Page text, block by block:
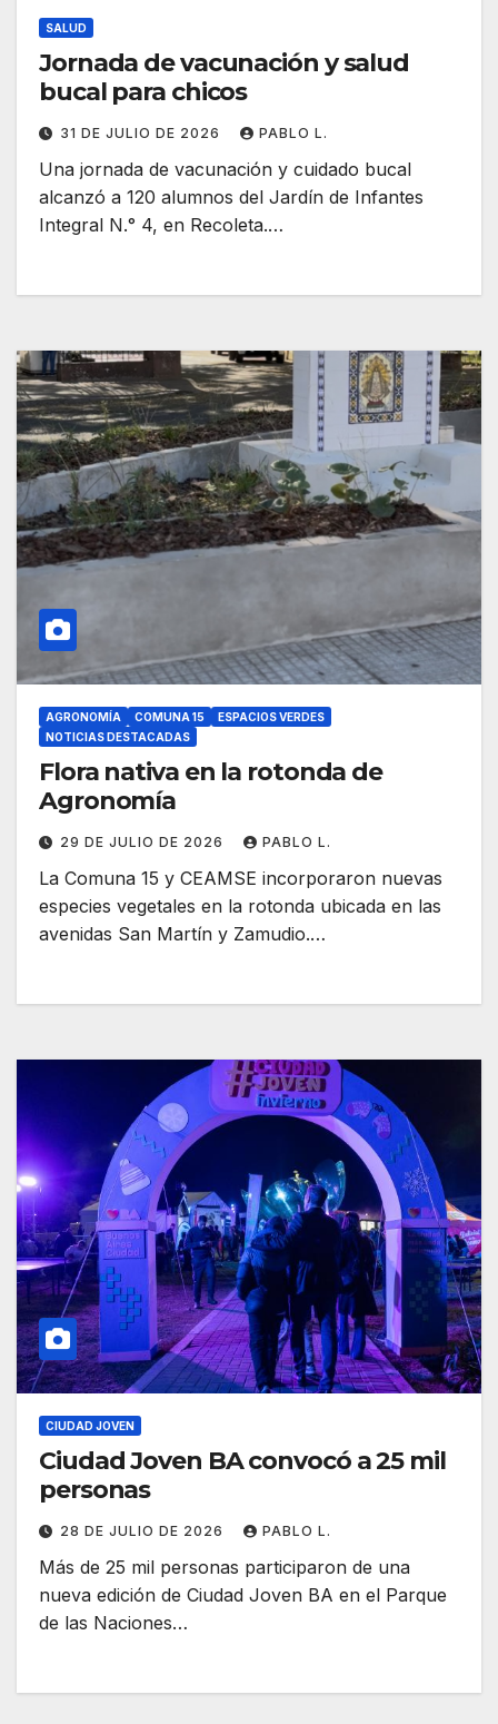
SALUD
Jornada de vacunación y salud
bucal para chicos
31 DE JULIO DE 2026 PABLO L.
Una jornada de vacunación y cuidado bucal
alcanzó a 120 alumnos del Jardín de Infantes
Integral N.° 4, en Recoleta.…
AGRONOMÍA COMUNA 15
ESPACIOS VERDES
NOTICIAS DESTACADAS
Flora nativa en la rotonda de
Agronomía
29 DE JULIO DE 2026 PABLO L.
La Comuna 15 y CEAMSE incorporaron nuevas
especies vegetales en la rotonda ubicada en las
avenidas San Martín y Zamudio.…
CIUDAD JOVEN
Ciudad Joven BA convocó a 25 mil
personas
28 DE JULIO DE 2026 PABLO L.
Más de 25 mil personas participaron de una
nueva edición de Ciudad Joven BA en el Parque
de las Naciones…